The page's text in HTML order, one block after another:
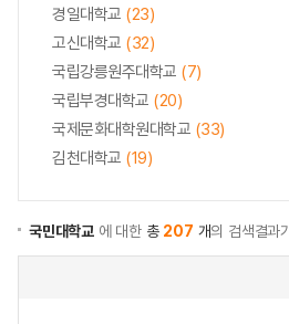
경일대학교 (23)
고신대학교 (32)
국립강릉원주대학교 (7)
국립부경대학교 (20)
국제문화대학원대학교 (33)
김천대학교 (19)
국민대학교 에 대한 총 207 개의 검색결과